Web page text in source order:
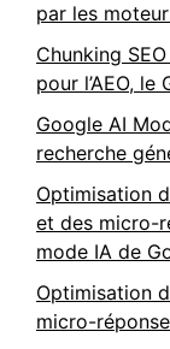
par les
Chunking
pour l’AEO, le
Google AI
recherche
Optimisation
et des micro-
mode IA de
Optimisation
micro-